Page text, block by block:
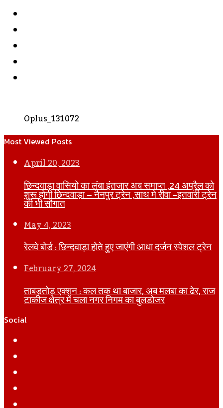
Oplus_131072
Most Viewed Posts
April 20, 2023
छिन्दवाड़ा वासियो का लंबा इंतजार अब समाप्त ,24 अप्रैल को
शुरू होगी छिन्दवाड़ा – नैनपुर ट्रेन ,साथ मे रीवा -इतवारी ट्रेन
की भी सौगात
May 4, 2023
रेलवे बोर्ड : छिन्दवाड़ा होते हुए जाएंगी आधा दर्जन स्पेशल ट्रेन
February 27, 2024
ताबड़तोड़ एक्शन : कल तक था बाजार, अब मलबा का ढेर, राज
टाकीज क्षेत्र में चला नगर निगम का बुलडोजर
Social